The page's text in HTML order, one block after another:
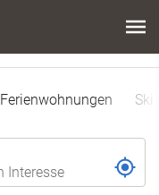
Ferienwohnungen Ski